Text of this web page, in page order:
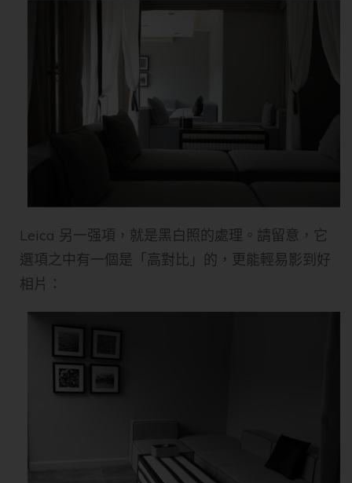
Leica 另一强項，就是黑白照的處理。請留意，它
選項之中有一個是「高對比」的，更能輕易影到好
相片：